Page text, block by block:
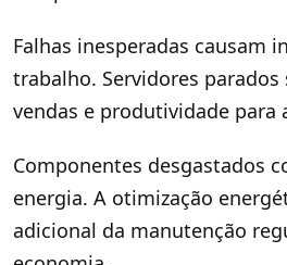
Falhas inesperadas causam
trabalho. Servidores
vendas e produtividade para
Componentes desgastados
energia. A otimização
adicional da manutenção